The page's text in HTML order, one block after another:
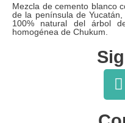
Mezcla de cemento blanco
de la península de
100% natural del árbol
homogénea de Chukum.